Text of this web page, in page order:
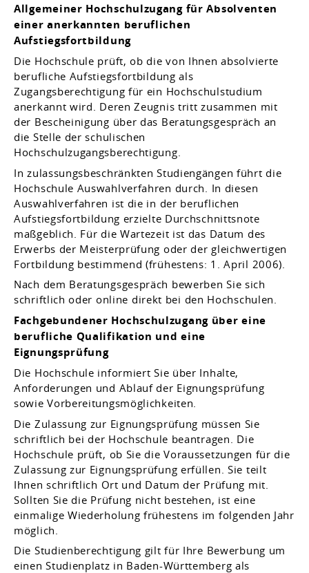
Allgemeiner Hochschulzugang für Absolventen
einer anerkannten beruflichen
Aufstiegsfortbildung
Die Hochschule prüft, ob die von Ihnen absolvierte
berufliche Aufstiegsfortbildung als
Zugangsberechtigung für ein Hochschulstudium
anerkannt wird. Deren Zeugnis tritt zusammen mit
der Bescheinigung über das Beratungsgespräch an
die Stelle der schulischen
Hochschulzugangsberechtigung.
In zulassungsbeschränkten Studiengängen führt die
Hochschule Auswahlverfahren durch. In diesen
Auswahlverfahren ist die in der beruflichen
Aufstiegsfortbildung erzielte Durchschnittsnote
maßgeblich. Für die Wartezeit ist das Datum des
Erwerbs der Meisterprüfung oder der gleichwertigen
Fortbildung bestimmend (frühestens: 1. April 2006).
Nach dem Beratungsgespräch bewerben Sie sich
schriftlich oder online direkt bei den Hochschulen.
Fachgebundener Hochschulzugang über eine
berufliche Qualifikation und eine
Eignungsprüfung
Die Hochschule informiert Sie über Inhalte,
Anforderungen und Ablauf der Eignungsprüfung
sowie Vorbereitungsmöglichkeiten.
Die Zulassung zur Eignungsprüfung müssen Sie
schriftlich bei der Hochschule beantragen. Die
Hochschule prüft, ob Sie die Voraussetzungen für die
Zulassung zur Eignungsprüfung erfüllen.Sie teilt
Ihnen schriftlich Ort und Datum der Prüfung mit.
Sollten Sie die Prüfung nicht bestehen, ist eine
einmalige Wiederholung frühestens im folgenden Jahr
möglich.
Die Studienberechtigung gilt für Ihre Bewerbung um
einen Studienplatz in Baden-Württemberg als